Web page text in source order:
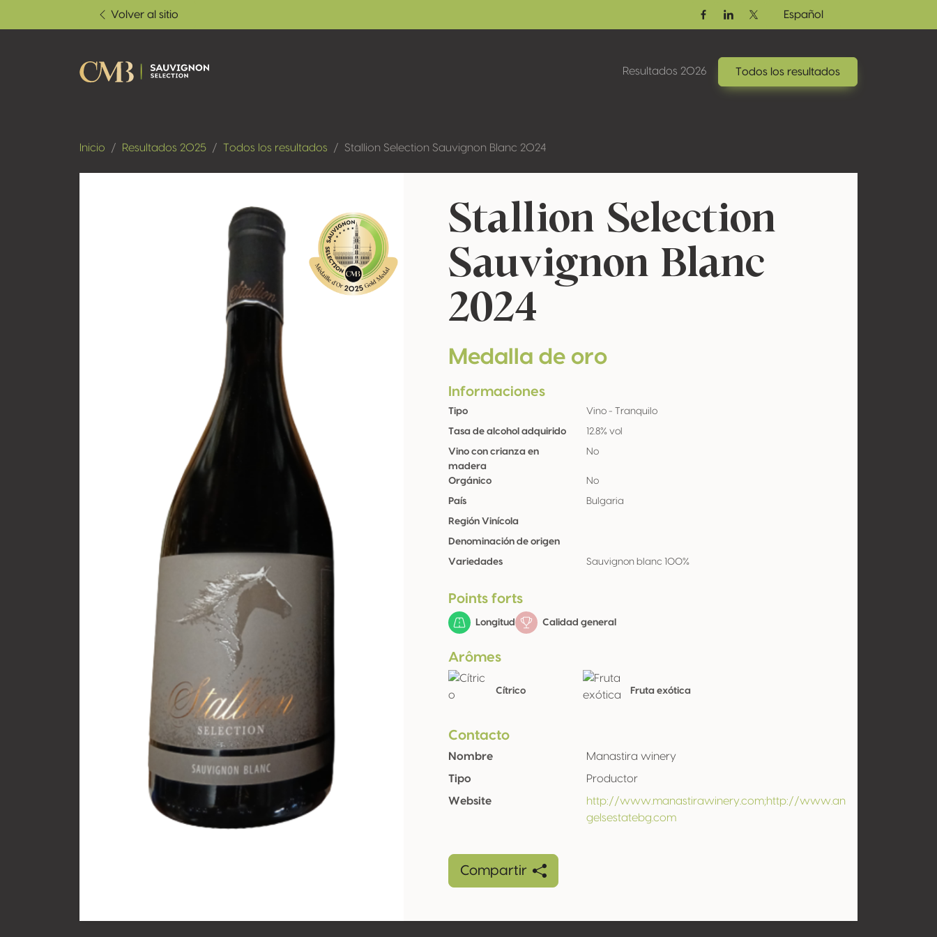
Volver al sitio
FacebookLinkedinTwitter / X
Español
Resultados 2026 Todos los resultados
Inicio Resultados 2025 Todos los resultados Stallion Selection Sauvignon Blanc 2024
Stallion Selection
Sauvignon Blanc
2024
Medalla de oro
Informaciones
Tipo Vino - Tranquilo
Tasa de alcohol adquirido 12.8% vol
Vino con crianza en
madera
No
Orgánico No
País Bulgaria
Región Vinícola
Denominación de origen
Variedades Sauvignon blanc 100%
Points forts
Longitud Calidad general
Arômes
Cítrico Fruta exótica
Contacto
Nombre
Manastira winery
Tipo
Productor
Website
http://www.manastirawinery.com;http://www.an
gelsestatebg.com
Compartir